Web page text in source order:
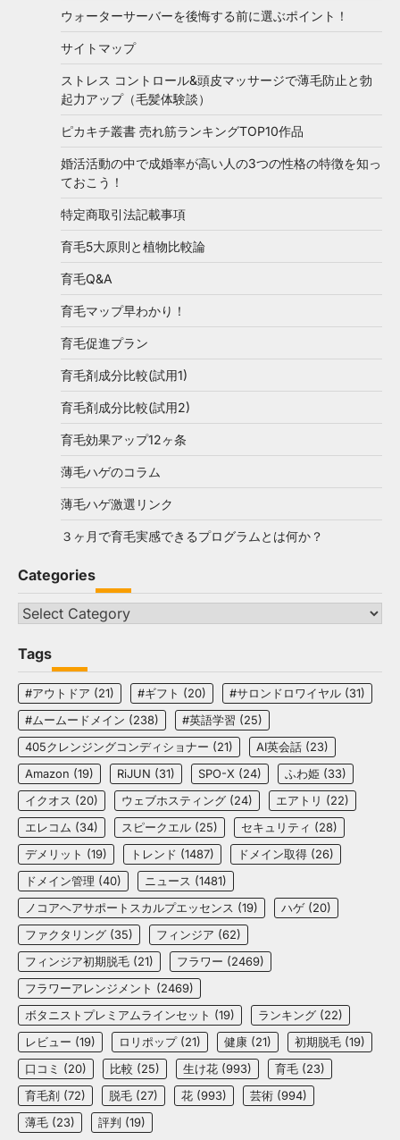
ウォーターサーバーを後悔する前に選ぶポイント！
サイトマップ
ストレス コントロール&頭皮マッサージで薄毛防止と勃
起力アップ（毛髪体験談）
ピカキチ叢書 売れ筋ランキングTOP10作品
婚活活動の中で成婚率が高い人の3つの性格の特徴を知っ
ておこう！
特定商取引法記載事項
育毛5大原則と植物比較論
育毛Q&A
育毛マップ早わかり！
育毛促進プラン
育毛剤成分比較(試用1)
育毛剤成分比較(試用2)
育毛効果アップ12ヶ条
薄毛ハゲのコラム
薄毛ハゲ激選リンク
３ヶ月で育毛実感できるプログラムとは何か？
Categories
Categories
Tags
#アウトドア (21) #ギフト (20) #サロンドロワイヤル (31)
#ムームードメイン (238) #英語学習 (25)
405クレンジングコンディショナー (21) AI英会話 (23)
Amazon (19) RiJUN (31) SPO-X (24) ふわ姫 (33)
イクオス (20) ウェブホスティング (24) エアトリ (22)
エレコム (34) スピークエル (25) セキュリティ (28)
デメリット (19) トレンド (1487) ドメイン取得 (26)
ドメイン管理 (40) ニュース (1481)
ノコアヘアサポートスカルプエッセンス (19) ハゲ (20)
ファクタリング (35) フィンジア (62)
フィンジア初期脱毛 (21) フラワー (2469)
フラワーアレンジメント (2469)
ボタニストプレミアムラインセット (19) ランキング (22)
レビュー (19) ロリポップ(21) 健康 (21) 初期脱毛 (19)
口コミ (20) 比較 (25) 生け花 (993) 育毛 (23)
育毛剤 (72) 脱毛 (27) 花 (993) 芸術 (994)
薄毛 (23) 評判 (19)